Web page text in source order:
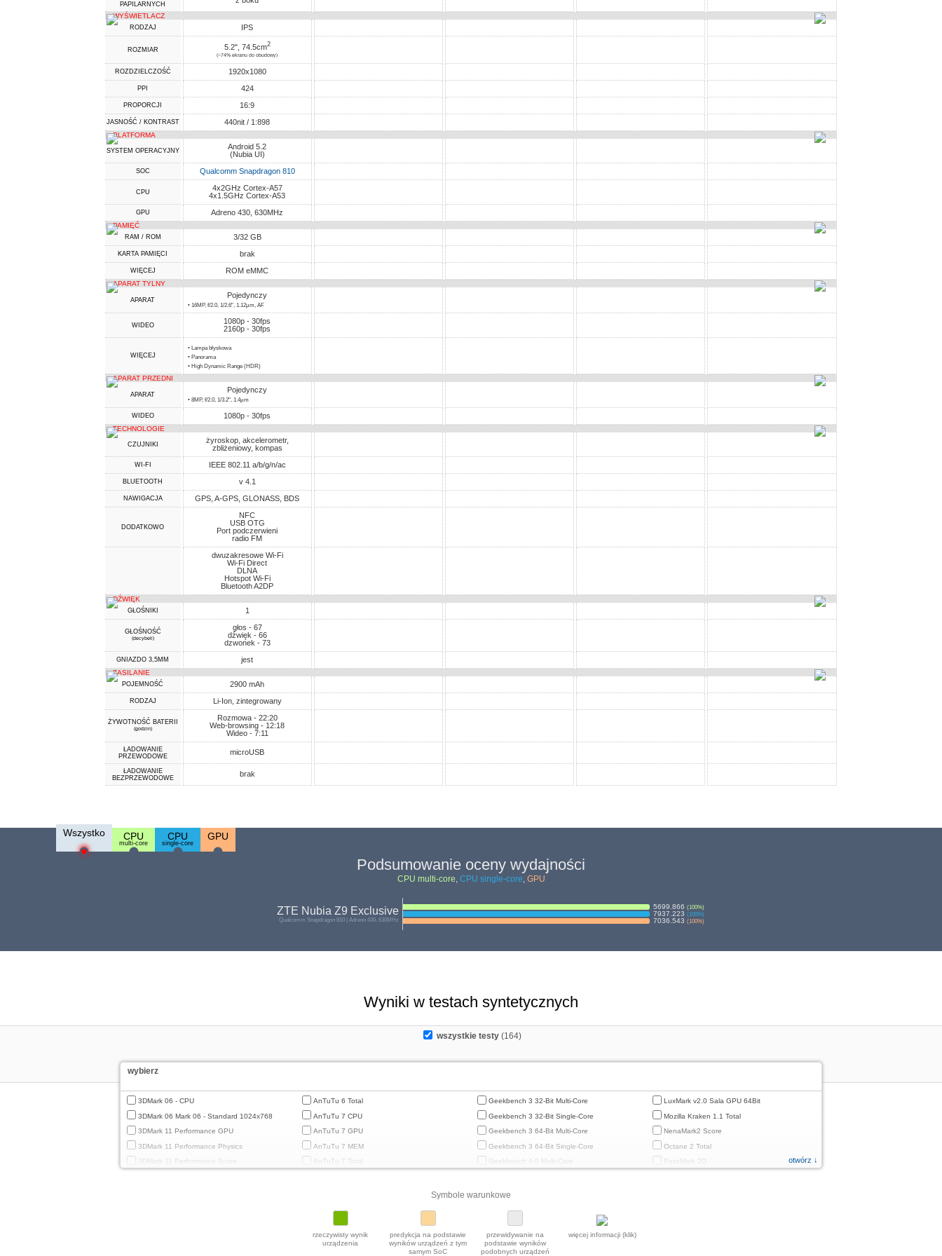
PAPILARNYCH
WYŚWIETLACZ
RODZAJ IPS
ROZMIAR 5.2", 74.5cm2
(~74% ekranu do obudowy)
ROZDZIELCZOŚĆ 1920x1080
PPI 424
PROPORCJI 16:9
JASNOŚĆ / KONTRAST 440nit / 1:898
PLATFORMA
SYSTEM OPERACYJNY
Android 5.2
(Nubia UI)
SOC Qualcomm Snapdragon 810
CPU
4x2GHz Cortex-A57
4x1.5GHz Cortex-A53
GPU Adreno 430, 630MHz
PAMIĘĆ
RAM / ROM 3/32 GB
KARTA PAMIĘCI brak
WIĘCEJ ROM eMMC
APARAT TYLNY
APARAT
Pojedynczy
• 16MP, f/2.0, 1/2.6", 1.12µm, AF
WIDEO
1080p - 30fps
2160p - 30fps
WIĘCEJ
• Lampa błyskowa
• Panorama
• High Dynamic Range (HDR)
APARAT PRZEDNI
APARAT
Pojedynczy
• 8MP, f/2.0, 1/3.2", 1.4µm
WIDEO 1080p - 30fps
TECHNOLOGIE
CZUJNIKI
żyroskop, akcelerometr,
zbliżeniowy, kompas
WI-FI IEEE 802.11 a/b/g/n/ac
BLUETOOTH v 4.1
NAWIGACJA GPS, A-GPS, GLONASS, BDS
DODATKOWO
NFC
USB OTG
Port podczerwieni
radio FM
dwuzakresowe Wi-Fi
Wi-Fi Direct
DLNA
Hotspot Wi-Fi
Bluetooth A2DP
DŹWIĘK
GŁOŚNIKI 1
GŁOŚNOŚĆ
(decybeli)
głos - 67
dźwięk - 66
dzwonek - 73
GNIAZDO 3,5MM jest
ZASILANIE
POJEMNOŚĆ 2900 mAh
RODZAJ Li-Ion, zintegrowany
ŻYWOTNOŚĆ BATERII
(godzin)
Rozmowa - 22:20
Web-browsing - 12:18
Wideo - 7:11
ŁADOWANIE
PRZEWODOWE
microUSB
ŁADOWANIE
BEZPRZEWODOWE
brak
Wszystko CPU
multi-core
CPU
single-core
GPU
Podsumowanie oceny wydajności
CPU multi-core, CPU single-core, GPU
ZTE Nubia Z9 Exclusive
Qualcomm Snapdragon 810 | Adreno 430, 630MHz
5699.866 (100%)
7937.223 (100%)
7036.543 (100%)
Wyniki w testach syntetycznych
wszystkie testy (164)
wybierz
3DMark 06 - CPU
3DMark 06 Mark 06 - Standard 1024x768
3DMark 11 Performance GPU
3DMark 11 Performance Physics
3DMark 11 Performance Score
AnTuTu 6 Total
AnTuTu 7 CPU
AnTuTu 7 GPU
AnTuTu 7 MEM
AnTuTu 7 Total
AnTuTu 8 Total
Geekbench 3 32-Bit Multi-Core
Geekbench 3 32-Bit Single-Core
Geekbench 3 64-Bit Multi-Core
Geekbench 3 64-Bit Single-Core
Geekbench 4.0 Multi-Core
Geekbench 4.4 Multi-Core
Geekbench 5 64-Bit Single-Core
Geekbench 5.1 / 5.2 64 Bit Multi-Core
LuxMark v2.0 Sala GPU 64Bit
Mozilla Kraken 1.1 Total
NenaMark2 Score
Octane 2 Total
PassMark 2D
otwórz ↓
Symbole warunkowe
rzeczywisty wynik
urządzenia
predykcja na podstawie
wyników urządzeń z tym
samym SoC
przewidywanie na
podstawie wyników
podobnych urządzeń
więcej informacji (klik)